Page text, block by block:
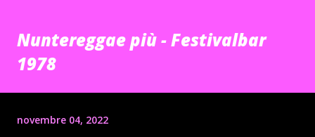
Nuntereggae più - Festivalbar
1978
novembre 04, 2022